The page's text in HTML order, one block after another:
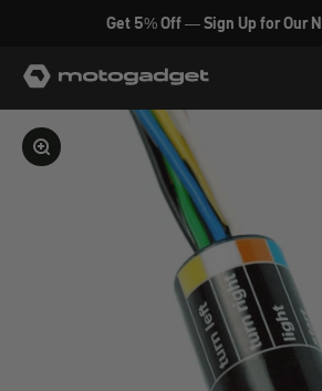
Zum Inhalt springen
Get 5% Off — Sign Up for Our
motogadget GmbH
Bild vergrößern